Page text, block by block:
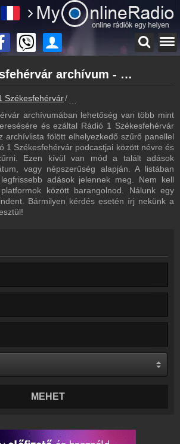
oldalára
műsorai
kapcsolatos hírek
Rádió 1 Székesfehérvár archívum - Rádió 1 Székesfehérvár podcasts - Rádió 1 Székesfehérvár visszahallgatás
Székesfehérvár
archívumában lehetőség van több mint
és ezáltal Rádió 1 Székesfehérvár
archívlista fölött elhelyezkedő szűrő panellel
1 Székesfehérvár podcastjai között névre és
Ezen kívül van mód a talált adások
vagy népszerűség alapján. A listában
adások jelennek meg. Nem kell
között barangolnod. Nálunk egy
Bármilyen kérdés esetén írj nekünk a
MEHET